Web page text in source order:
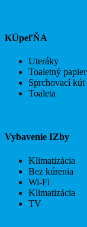
KÚpeľŇA
Uteráky
Toaletný papier
Sprchovací kút
Toaleta
Vybavenie IZby
Klimatizácia
Bez kúrenia
Wi-Fi
Klimatizácia
TV